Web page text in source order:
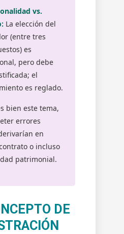
vs.
La elección del
(entre tres
es
pero debe
el
es reglado.
bien este tema,
errores
en
o incluso
patrimonial.
DE